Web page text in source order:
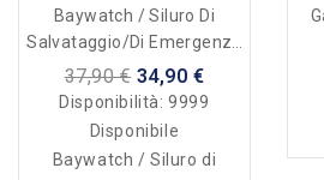
Baywatch / Siluro Di
Salvataggio/di Emergenza
Lifeguard Riempito In
Poliuretano Espanso
37,90 € 34,90 €
Disponibilità:9999
Disponibile
Baywatch / Siluro di